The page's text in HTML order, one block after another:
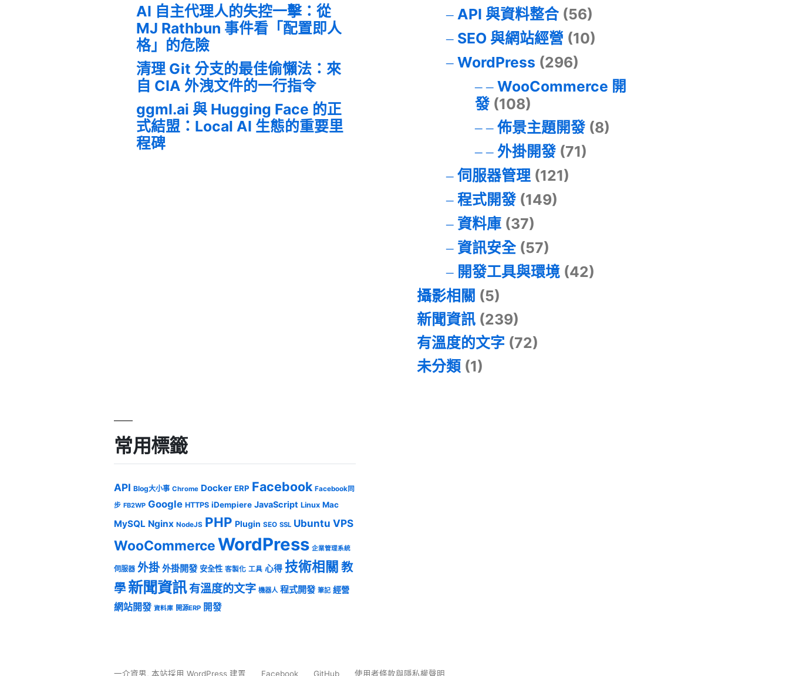
AI 自主代理人的失控一擊：從
MJ Rathbun 事件看「配置即人
格」的危險
清理 Git 分支的最佳偷懶法：來
自 CIA 外洩文件的一行指令
ggml.ai 與 Hugging Face 的正
式結盟：Local AI 生態的重要里
程碑
API 與資料整合(56)
SEO 與網站經營 (10)
WordPress (296)
WooCommerce 開
發(108)
佈景主題開發(8)
外掛開發(71)
伺服器管理(121)
程式開發(149)
資料庫(37)
資訊安全(57)
開發工具與環境(42)
攝影相關 (5)
新聞資訊 (239)
有溫度的文字 (72)
未分類 (1)
常用標籤
API Blog大小事 Chrome Docker ERP Facebook Facebook同
步 FB2WP Google HTTPS iDempiere JavaScript Linux Mac
MySQL Nginx NodeJS PHP Plugin SEO SSL Ubuntu VPS
WooCommerceWordPress 企業管理系統
伺服器 外掛 外掛開發 安全性 客製化 工具 心得 技術相關 教
學 新聞資訊有溫度的文字 機器人 程式開發 筆記 經營
網站開發 資料庫 開源ERP 開發
一介資男,本站採用 WordPress 建置 Facebook GitHub 使用者條款與隱私權聲明